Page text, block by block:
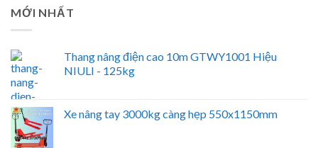
MỚI NHẤT
Thang nâng điện cao 10m GTWY1001 Hiệu
NIULI - 125kg
Xe nâng tay 3000kg càng hẹp 550x1150mm